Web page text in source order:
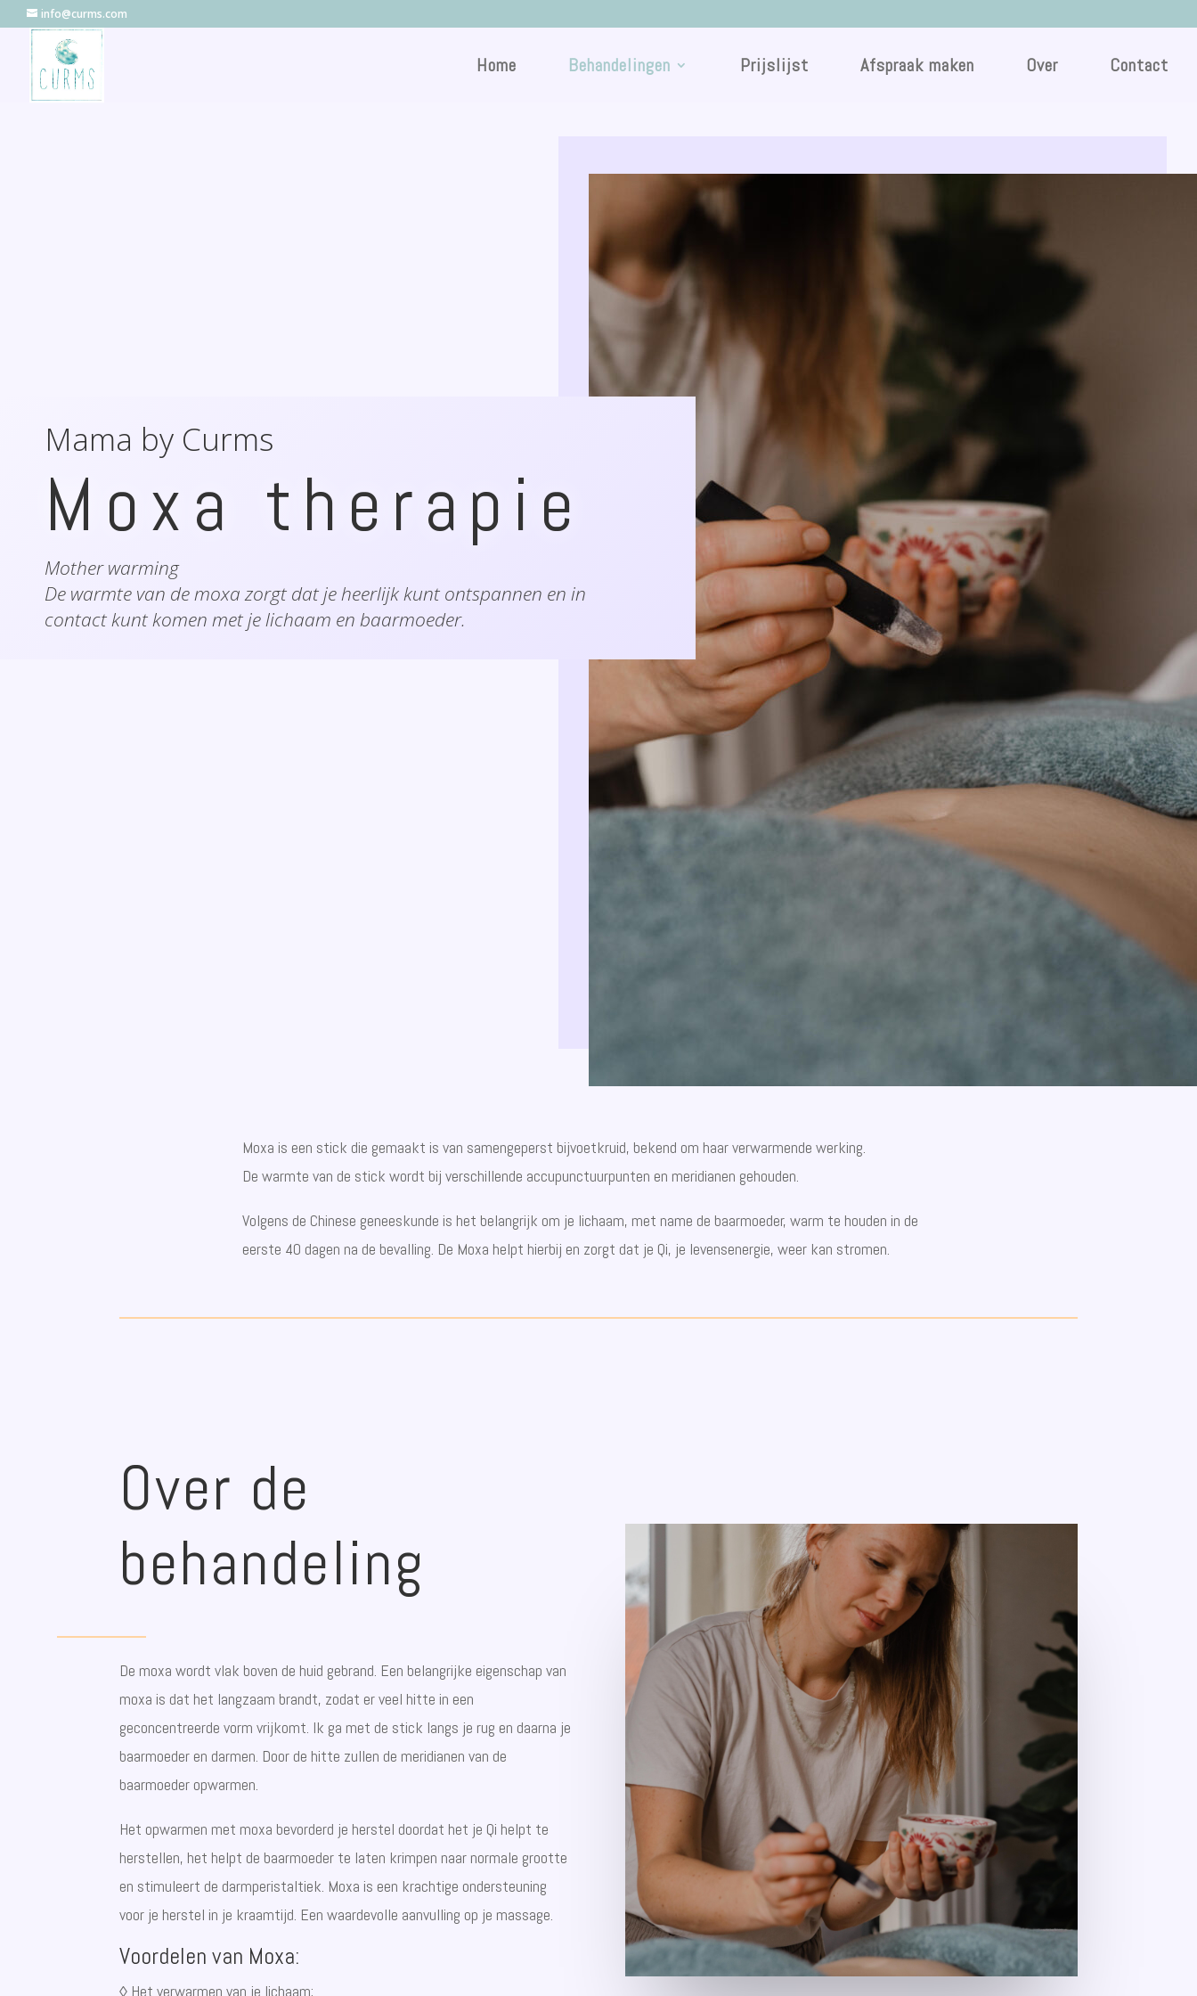
info@curms.com
Home Behandelingen Prijslijst Afspraak maken Over Contact
Mama by Curms
Moxa therapie
Mother warming
De warmte van de moxa zorgt dat je heerlijk kunt ontspannen en in
contact kunt komen met je lichaam en baarmoeder.
Moxa is een stick die gemaakt is van samengeperst bijvoetkruid, bekend om haar verwarmende werking.
De warmte van de stick wordt bij verschillende accupunctuurpunten en meridianen gehouden.
Volgens de Chinese geneeskunde is het belangrijk om je lichaam, met name de baarmoeder, warm te houden in de
eerste 40 dagen na de bevalling. De Moxa helpt hierbij en zorgt dat je Qi, je levensenergie, weer kan stromen.
Over de
behandeling
De moxa wordt vlak boven de huid gebrand. Een belangrijke eigenschap van
moxa is dat het langzaam brandt, zodat er veel hitte in een
geconcentreerde vorm vrijkomt. Ik ga met de stick langs je rug en daarna je
baarmoeder en darmen. Door de hitte zullen de meridianen van de
baarmoeder opwarmen.
Het opwarmen met moxa bevorderd je herstel doordat het je Qi helpt te
herstellen, het helpt de baarmoeder te laten krimpen naar normale grootte
en stimuleert de darmperistaltiek. Moxa is een krachtige ondersteuning
voor je herstel in je kraamtijd. Een waardevolle aanvulling op je massage.
Voordelen van Moxa:
◊ Het verwarmen van je lichaam;